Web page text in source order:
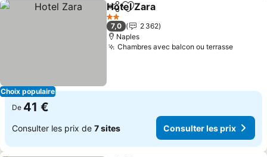
Choix populaire
PartagerAjouter à mes favoris
Hotel Zara
2 Étoiles
7,0
2 362
Naples
Chambres avec balcon ou terrasse
De 41 €
Consulter les prix de 7 sites Consulter les prix